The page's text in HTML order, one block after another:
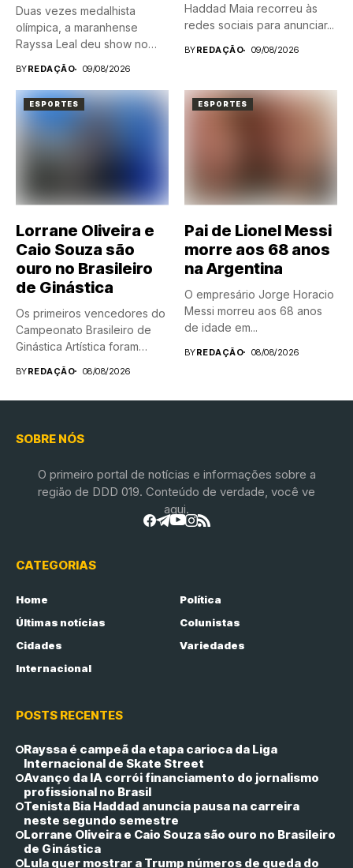
Duas vezes medalhista
olímpica, a maranhense
Rayssa Leal deu show no
BYREDAÇÃO 09/08/2026
Haddad Maia recorreu às
redes sociais para anunciar...
BYREDAÇÃO 09/08/2026
ESPORTES
Lorrane Oliveira e
Caio Souza são
ouro no Brasileiro
de Ginástica
Os primeiros vencedores do
Campeonato Brasileiro de
Ginástica Artística foram
BYREDAÇÃO 08/08/2026
ESPORTES
Pai de Lionel Messi
morre aos 68 anos
na Argentina
O empresário Jorge Horacio
Messi morreu aos 68 anos
de idade em...
BYREDAÇÃO 08/08/2026
SOBRE NÓS
O primeiro portal de notícias e informações sobre a
região de DDD 019. Conteúdo de verdade, você ve
aqui.
CATEGORIAS
Home
Política
Últimas notícias
Colunistas
Cidades
Variedades
Internacional
POSTS RECENTES
Rayssa é campeã da etapa carioca da Liga
Internacional de Skate Street
Avanço da IA corrói financiamento do jornalismo
profissional no Brasil
Tenista Bia Haddad anuncia pausa na carreira
neste segundo semestre
Lorrane Oliveira e Caio Souza são ouro no Brasileiro
de Ginástica
Lula quer mostrar a Trump números de queda do